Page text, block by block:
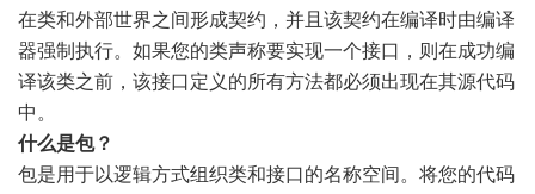
在类和外部世界之间形成契约，并且该契约在编译时由编译
器强制执行。如果您的类声称要实现一个接口，则在成功编
译该类之前，该接口定义的所有方法都必须出现在其源代码
中。
什么是包？
包是用于以逻辑方式组织类和接口的名称空间。将您的代码